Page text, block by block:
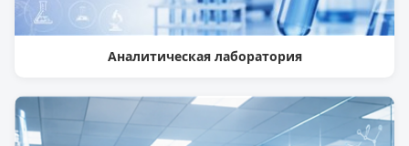
Аналитическая лаборатория